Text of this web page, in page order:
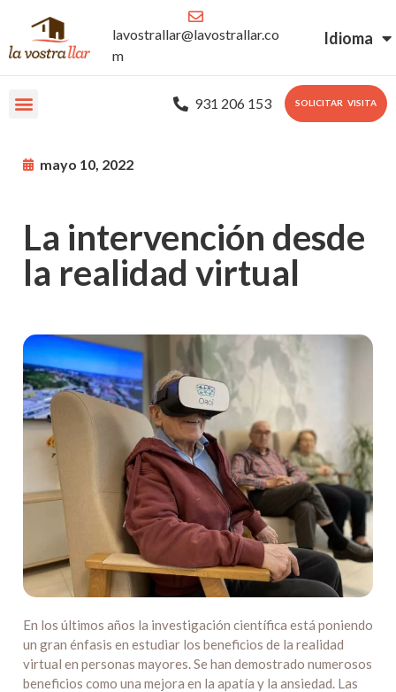
lavostrallar@lavostrallar.co
m
Idioma
931 206 153 SOLICITAR VISITA
mayo 10, 2022
La intervención desde
la realidad virtual
En los últimos años la investigación científica está poniendo
un gran énfasis en estudiar los beneficios de la realidad
virtual en personas mayores. Se han demostrado numerosos
beneficios como una mejora en la apatía y la ansiedad. Las